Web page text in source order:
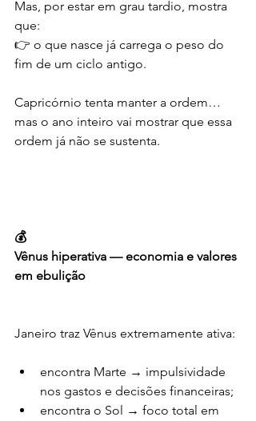
Mas, por estar em grau tardio, mostra
que:
👉 o que nasce já carrega o peso do
fim de um ciclo antigo.
Capricórnio tenta manter a ordem…
mas o ano inteiro vai mostrar que essa
ordem já não se sustenta.
💰
Vênus hiperativa — economia e valores
em ebulição
Janeiro traz Vênus extremamente ativa:
encontra Marte → impulsividade
nos gastos e decisões financeiras;
encontra o Sol → foco total em